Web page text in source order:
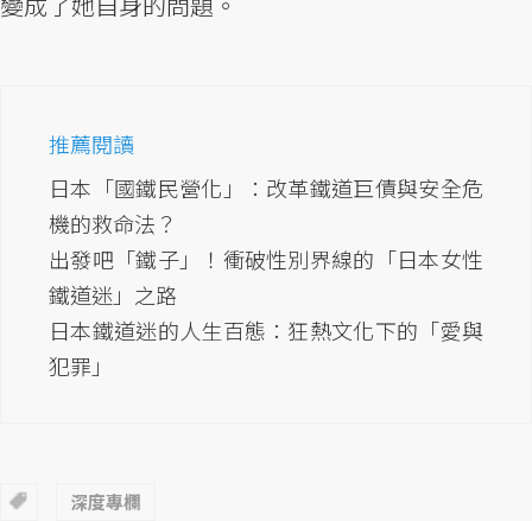
推薦閱讀
日本「國鐵民營化」：改革鐵道巨債與安全危
機的救命法？
出發吧「鐵子」！衝破性別界線的「日本女性
鐵道迷」之路
日本鐵道迷的人生百態：狂熱文化下的「愛與
犯罪」
深度專欄